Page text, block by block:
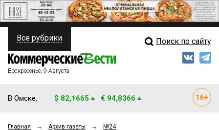
ПОЛИТИКА
ФИНАНСЫ
Свежий выпуск
Все рубрики Поиск по сайту
Воскресенье, 9 Августа
В Омске: $ 82,1665 € 94,8366
Главная → Архив газеты → №24